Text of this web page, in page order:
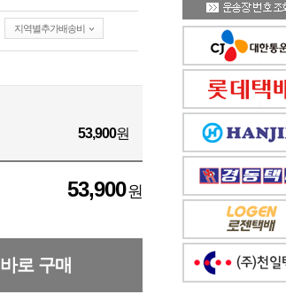
지역별추가배송비
53,900원
53,900원
바로 구매